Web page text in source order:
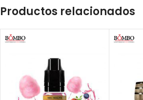
Productos relacionados